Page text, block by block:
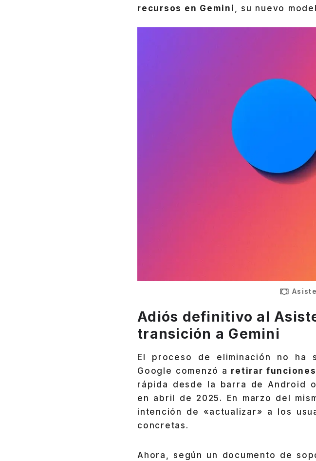
recursos en Gemini
, su nuevo
Adiós definitivo al
transición a Gemini
El proceso de eliminación no ha
Google comenzó a retirar
rápida desde la barra de Android
en abril de 2025. En marzo del
intención de «actualizar» a los
concretas.
Ahora, según un documento de